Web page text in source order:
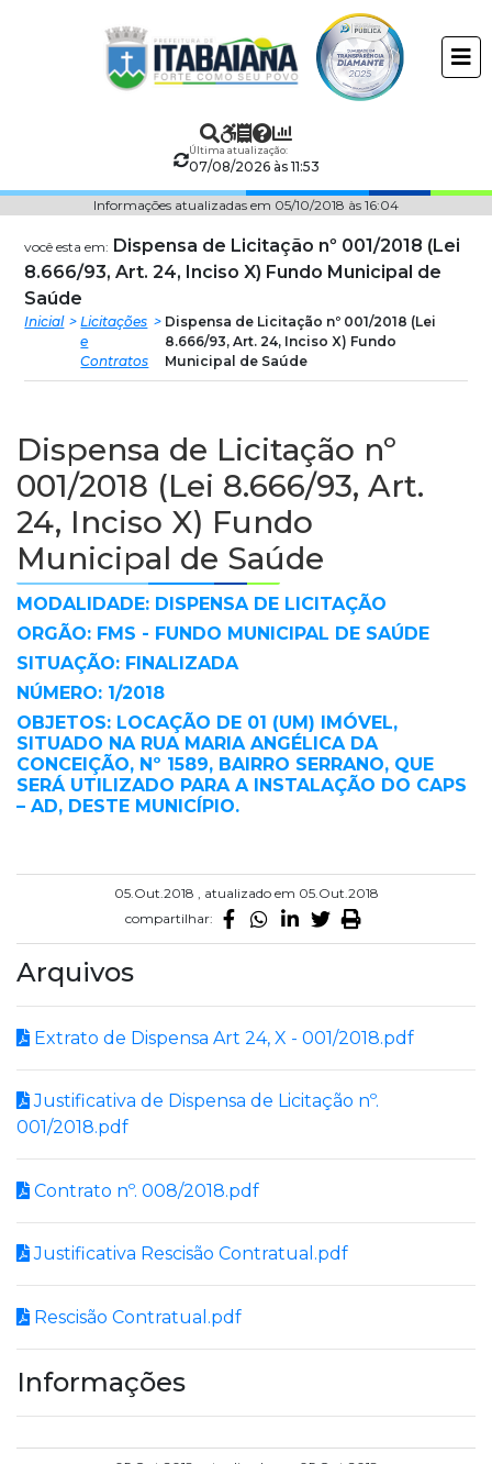
Prefeitura
Municipal
Itabaiana
Última atualização:
07/08/2026 às 11:53
Informações atualizadas em 05/10/2018 às 16:04
você esta em: Dispensa de Licitação nº 001/2018 (Lei
8.666/93, Art. 24, Inciso X) Fundo Municipal de
Saúde
Inicial
Licitações
e
Contratos
Dispensa de Licitação nº 001/2018 (Lei
8.666/93, Art. 24, Inciso X) Fundo
Municipal de Saúde
Dispensa de Licitação nº
001/2018 (Lei 8.666/93, Art.
24, Inciso X) Fundo
Municipal de Saúde
MODALIDADE: DISPENSA DE LICITAÇÃO
ORGÃO: FMS - FUNDO MUNICIPAL DE SAÚDE
SITUAÇÃO: FINALIZADA
NÚMERO: 1/2018
OBJETOS: LOCAÇÃO DE 01 (UM) IMÓVEL,
SITUADO NA RUA MARIA ANGÉLICA DA
CONCEIÇÃO, Nº 1589, BAIRRO SERRANO, QUE
SERÁ UTILIZADO PARA A INSTALAÇÃO DO CAPS
– AD, DESTE MUNICÍPIO.
05.Out.2018 , atualizado em 05.Out.2018
compartilhar:
Arquivos
Extrato de Dispensa Art 24, X - 001/2018.pdf
Justificativa de Dispensa de Licitação nº.
001/2018.pdf
Contrato nº. 008/2018.pdf
Justificativa Rescisão Contratual.pdf
Rescisão Contratual.pdf
Informações